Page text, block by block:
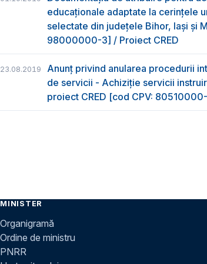
educaționale adaptate la cerințele
selectate din județele Bihor, Iași și
98000000-3] / Proiect CRED
23.08.2019
Anunț privind anularea procedurii
de servicii - Achiziție servicii
proiect CRED [cod CPV:
MINISTER
Organigramă
Ordine de ministru
PNRR